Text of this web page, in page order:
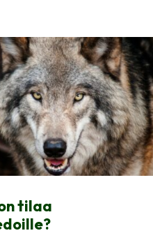
tilaa